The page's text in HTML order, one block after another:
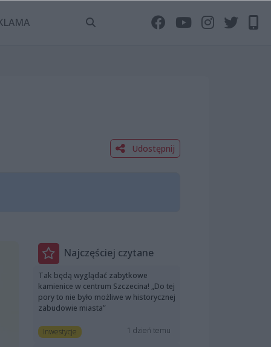
Udostępnij
Najczęściej czytane
Tak będą wyglądać zabytkowe
kamienice w centrum Szczecina! „Do tej
pory to nie było możliwe w historycznej
zabudowie miasta”
Inwestycje 1 dzień temu